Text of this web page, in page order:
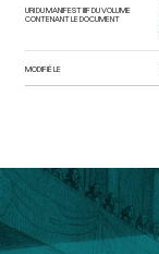
URI DU MANIFEST IIIF DU VOLUME
CONTENANT LE DOCUMENT
MODIFIÉ LE